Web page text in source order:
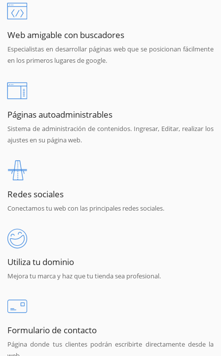
Web amigable con buscadores
Especialistas en desarrollar páginas web que se posicionan fácilmente
en los primeros lugares de google.
Páginas autoadministrables
Sistema de administración de contenidos. Ingresar, Editar, realizar los
ajustes en su página web.
Redes sociales
Conectamos tu web con las principales redes sociales.
Utiliza tu dominio
Mejora tu marca y haz que tu tienda sea profesional.
Formulario de contacto
Página donde tus clientes podrán escribirte directamente desde la